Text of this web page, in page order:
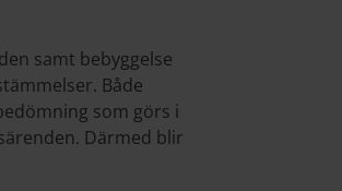
samt bebyggelse
Både
som görs i
Därmed blir